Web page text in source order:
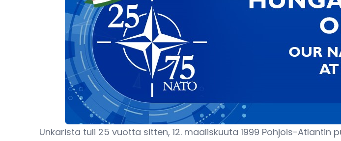
Unkarista tuli 25 vuotta sitten, 12. maaliskuuta 1999 Pohjois-